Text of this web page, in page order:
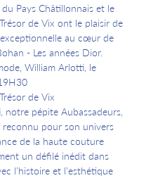
Pays Châtillonnais et le
de Vix ont le plaisir de
au cœur de
- Les années Dior.
William Arlotti, le
de Vix
pépite Aubassadeurs,
pour son univers
de la haute couture
un défilé inédit dans
l’histoire et l’esthétique